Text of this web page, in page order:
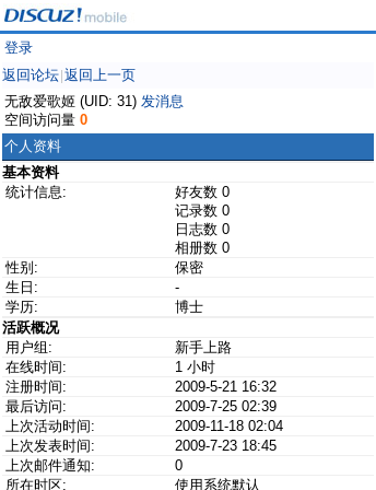
登录
返回论坛 返回上一页
无敌爱歌姬 (UID: 31) 发消息
空间访问量 0
个人资料
基本资料
统计信息:
好友数 0
记录数 0
日志数 0
相册数 0
性别:
保密
生日:
-
学历:
博士
活跃概况
用户组:
新手上路
在线时间:
1 小时
注册时间:
2009-5-21 16:32
最后访问:
2009-7-25 02:39
上次活动时间:
2009-11-18 02:04
上次发表时间:
2009-7-23 18:45
上次邮件通知:
0
所在时区:
使用系统默认